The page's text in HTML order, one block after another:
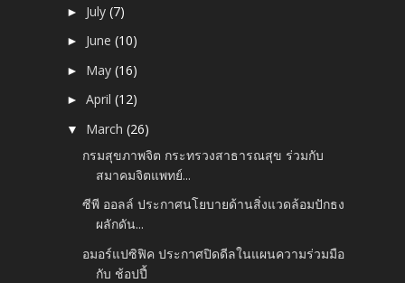
► July(7)
► June(10)
► May(16)
►April(12)
▼ March(26)
กรมสุขภาพจิต กระทรวงสาธารณสุข ร่วมกับ
สมาคมจิตแพทย์...
ซีพี ออลล์ ประกาศนโยบายด้านสิ่งแวดล้อมปักธง
ผลักดัน...
อมอร์แปซิฟิค ประกาศปิดดีลในแผนความร่วมมือ
กับ ช้อปปี้